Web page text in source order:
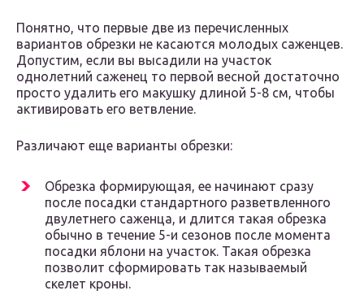
Понятно, что первые две из перечисленных
вариантов обрезки не касаются молодых саженцев.
Допустим, если вы высадили на участок
однолетний саженец то первой весной достаточно
просто удалить его макушку длиной 5-8 см, чтобы
активировать его ветвление.
Различают еще варианты обрезки:
Обрезка формирующая, ее начинают сразу
после посадки стандартного разветвленного
двулетнего саженца, и длится такая обрезка
обычно в течение 5-и сезонов после момента
посадки яблони на участок. Такая обрезка
позволит сформировать так называемый
скелет кроны.